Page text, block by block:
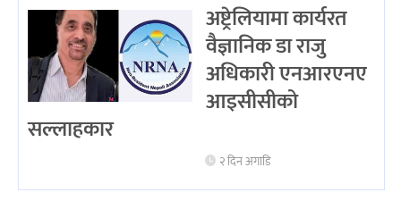
अष्ट्रेलियामा कार्यरत
वैज्ञानिक डा राजु
अधिकारी एनआरएनए
आइसीसीको
सल्लाहकार
२ दिन अगाडि